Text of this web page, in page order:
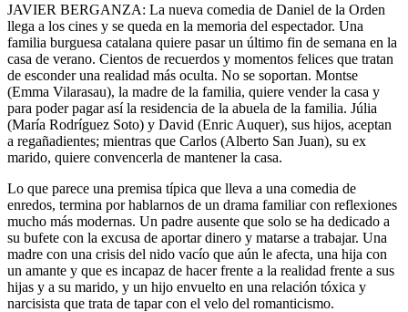
JAVIER BERGANZA: La nueva comedia de Daniel de la Orden
llega a los cines y se queda en la memoria del espectador. Una
familia burguesa catalana quiere pasar un último fin de semana en la
casa de verano. Cientos de recuerdos y momentos felices que tratan
de esconder una realidad más oculta. No se soportan. Montse
(Emma Vilarasau), la madre de la familia, quiere vender la casa y
para poder pagar así la residencia de la abuela de la familia. Júlia
(María Rodríguez Soto) y David (Enric Auquer), sus hijos, aceptan
a regañadientes; mientras que Carlos (Alberto San Juan), su ex
marido, quiere convencerla de mantener la casa.
Lo que parece una premisa típica que lleva a una comedia de
enredos, termina por hablarnos de un drama familiar con reflexiones
mucho más modernas. Un padre ausente que solo se ha dedicado a
su bufete con la excusa de aportar dinero y matarse a trabajar. Una
madre con una crisis del nido vacío que aún le afecta, una hija con
un amante y que es incapaz de hacer frente a la realidad frente a sus
hijas y a su marido, y un hijo envuelto en una relación tóxica y
narcisista que trata de tapar con el velo del romanticismo.